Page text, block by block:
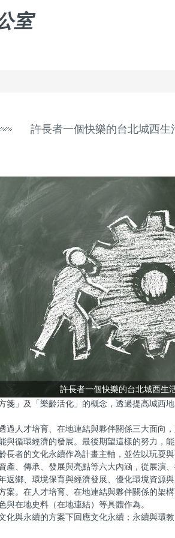
室
許長者一個快樂的台北城西
許長者一個快樂的台北城西生
箋」及「樂齡活化」的概念，透過提高城
過人才培育、在地連結與夥伴關係三大面
循環經濟的發展。最後期望這樣的努力，
長者的文化永續作為計畫主軸，並佐以玩耍
產、傳承、發展與亮點等六大內涵，從展演
鄉、環境保育與經濟發展、優化環境資源與
案。在人才培育、在地連結與夥伴關係的架
在地史料（在地連結）等具體作為。
與永續的方案下回應文化永續；永續與環